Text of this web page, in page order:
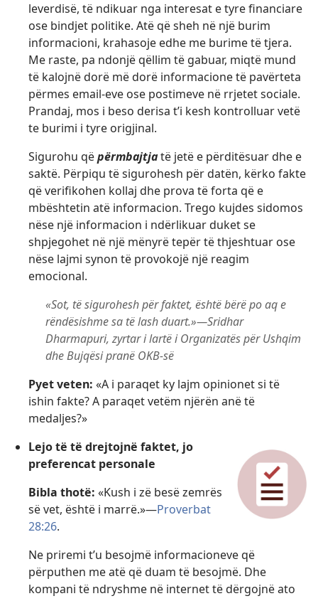
leverdisë, të ndikuar nga interesat e tyre financiare
ose bindjet politike. Atë që sheh në një burim
informacioni, krahasoje edhe me burime të tjera.
Me raste, pa ndonjë qëllim të gabuar, miqtë mund
të kalojnë dorë më dorë informacione të pavërteta
përmes email-eve ose postimeve në rrjetet sociale.
Prandaj, mos i beso derisa t’i kesh kontrolluar vetë
te burimi i tyre origjinal.
Sigurohu qëpërmbajtjatë jetë e përditësuar dhe e
saktë. Përpiqu të sigurohesh për datën, kërko fakte
që verifikohen kollaj dhe prova të forta që e
mbështetin atë informacion. Trego kujdes sidomos
nëse një informacion i ndërlikuar duket se
shpjegohet në një mënyrë tepër të thjeshtuar ose
nëse lajmi synon të provokojë një reagim
emocional.
«Sot, të sigurohesh për faktet, është bërë po aq e
rëndësishme sa të lash duart.»—Sridhar
Dharmapuri, zyrtar i lartë i Organizatës për Ushqim
dhe Bujqësi pranë OKB-së
Pyet veten: «A i paraqet ky lajm opinionet si të
ishin fakte? A paraqet vetëm njërën anë të
medaljes?»
Lejo të të drejtojnë faktet, jo
preferencat personale
Bibla thotë: «Kush i zë besë zemrës
së vet, është i marrë.»—Proverbat
28:26.
Ne priremi t’u besojmë informacioneve që
përputhen me atë që duam të besojmë. Dhe
kompani të ndryshme në internet të dërgojnë ato